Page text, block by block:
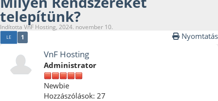
telepítünk?
Indította VnF Hosting, 2024. november 10.
LE 1 Nyomtatás
VnF Hosting
Administrator
Newbie
Hozzászólások: 27